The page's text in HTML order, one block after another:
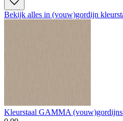
Bekijk alles in (vouw)gordijn
Kleurstaal GAMMA